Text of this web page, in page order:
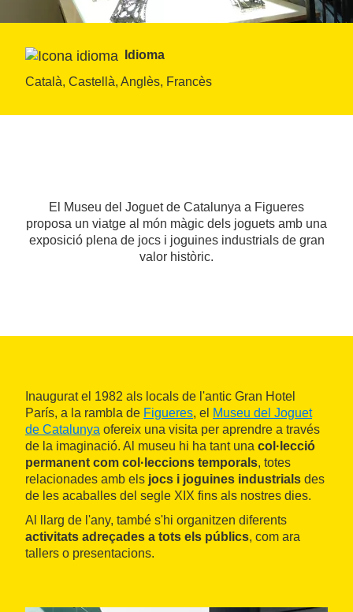
Idioma
Català, Castellà, Anglès, Francès
El Museu del Joguet de Catalunya a Figueres
proposa un viatge al món màgic dels joguets amb una
exposició plena de jocs i joguines industrials de gran
valor històric.
Inaugurat el 1982 als locals de l'antic Gran Hotel
París, a la rambla de Figueres, el Museu del Joguet
de Catalunya ofereix una visita per aprendre a través
de la imaginació. Al museu hi ha tant una col·lecció
permanent com col·leccions temporals, totes
relacionades amb els jocs i joguines industrials des
de les acaballes del segle XIX fins als nostres dies.
Al llarg de l'any, també s'hi organitzen diferents
activitats adreçades a tots els públics, com ara
tallers o presentacions.